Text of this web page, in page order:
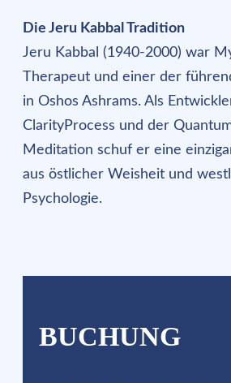
Die Jeru Kabbal Tradition
Jeru Kabbal (1940-2000) war
Therapeut und einer der
in Oshos Ashrams. Als
ClarityProcess und der
Meditation schuf er eine
aus östlicher Weisheit und
Psychologie.
BUCHUNG